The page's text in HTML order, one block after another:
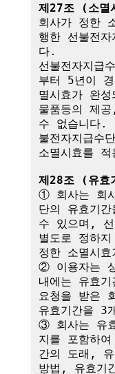
제27조 (소멸
회사가 정한
행한 선불전
다.
선불전자지급
부터 5년이
멸시효가 완
물품등의 제
수 없습니다.
불전자지급수
소멸시효를
제28조 (유효
① 회사는 회
단의 유효기
수 있으며, 선
별도로 정하
정한 소멸시
② 이용자는
내에는 유효
요청을 받은
유효기간을 3
③ 회사는 유
지를 포함하
간의 도래, 유
방법, 유효기